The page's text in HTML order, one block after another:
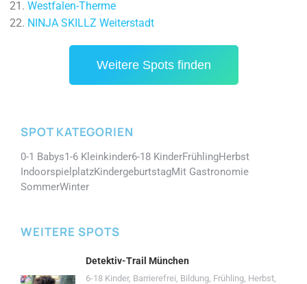
Westfalen-Therme
NINJA SKILLZ Weiterstadt
Weitere Spots finden
SPOT KATEGORIEN
0-1 Babys1-6 Kleinkinder6-18 KinderFrühlingHerbst
IndoorspielplatzKindergeburtstagMit Gastronomie
SommerWinter
WEITERE SPOTS
Detektiv-Trail München
6-18 Kinder, Barrierefrei, Bildung, Frühling, Herbst,